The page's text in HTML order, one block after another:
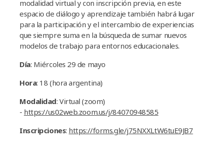
modalidad virtual y con inscripción previa, en este
espacio de diálogo y aprendizaje también habrá lugar
para la participación y el intercambio de experiencias
que siempre suma en la búsqueda de sumar nuevos
modelos de trabajo para entornos educacionales.
Día: Miércoles 29 de mayo
Hora: 18 (hora argentina)
Modalidad: Virtual (zoom)
- https://us02web.zoom.us/j/84070948585
Inscripciones: https://forms.gle/j75NXXLtW6tuE9JB7